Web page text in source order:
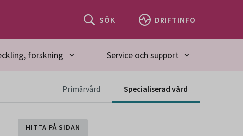
SÖK DRIFTINFO
forskning Service och support
Primärvård Innehåll för primärvård är ännu ej
Specialiserad vård
HITTA PÅ SIDAN